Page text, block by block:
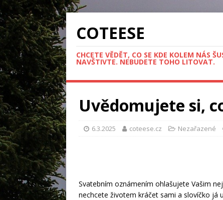
COTEESE
CHCETE VĚDĚT, CO SE KDE KOLEM NÁS
NAVŠTIVTE. NEBUDETE TOHO LITOVAT.
Uvědomujete si,
6.3.2025 coteese.cz Nezařazené
Svatebním oznámením ohlašujete Vašim
nechcete životem kráčet sami a slovíčko já